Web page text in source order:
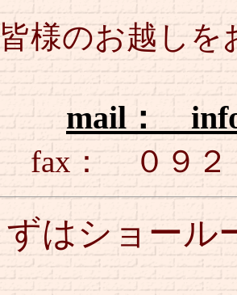
様のお越しを
mail：
fax： ０９２
ずはショール